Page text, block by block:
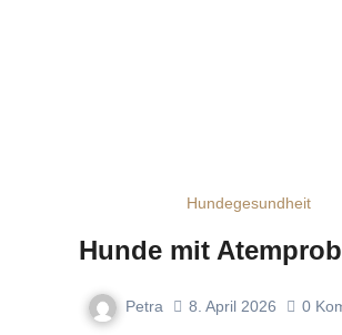
Hundegesundheit
Hunde mit
Petra 8. April 2026 0